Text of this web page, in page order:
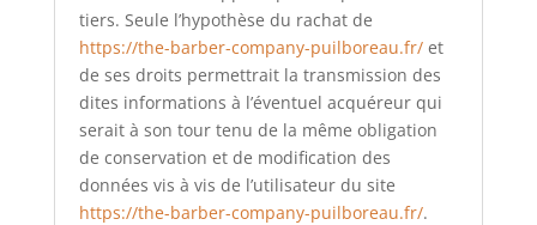
tiers. Seule l’hypothèse du rachat de
https://the-barber-company-puilboreau.fr/et
de ses droits permettrait la transmission des
dites informations à l’éventuel acquéreur qui
serait à son tour tenu de la même obligation
de conservation et de modification des
données vis à vis de l’utilisateur du site
https://the-barber-company-puilboreau.fr/.